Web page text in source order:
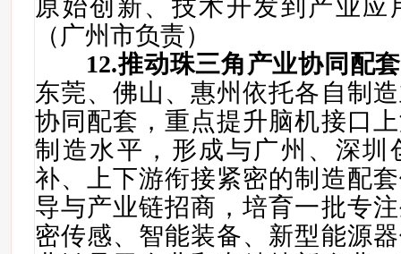
原始创新、技术开发到产业应
（广州市负责）
12.推动珠三角产业协同配
东莞、佛山、惠州依托各自制
协同配套，重点提升脑机接口
制造水平，形成与广州、深圳
补、上下游衔接紧密的制造配
导与产业链招商，培育一批专
密传感、智能装备、新型能源